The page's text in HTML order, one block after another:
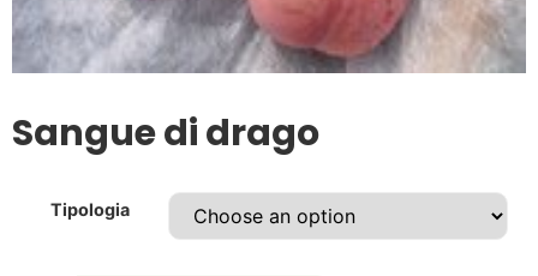
Sangue di drago
Tipologia